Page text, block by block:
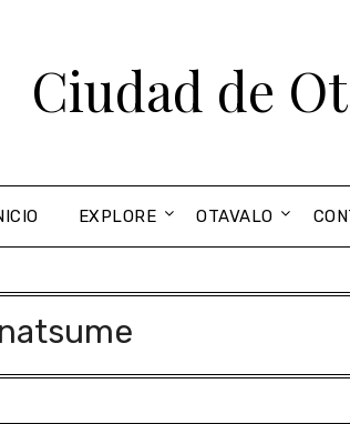
Ciudad de
EXPLORE OTAVALO
natsume